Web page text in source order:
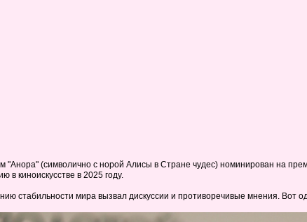
"Анора" (символично с норой Алисы в Стране чудес) номинирован на
в киноискусстве в 2025 году.
стабильности мира вызвал дискуссии и противоречивые мнения. Вот